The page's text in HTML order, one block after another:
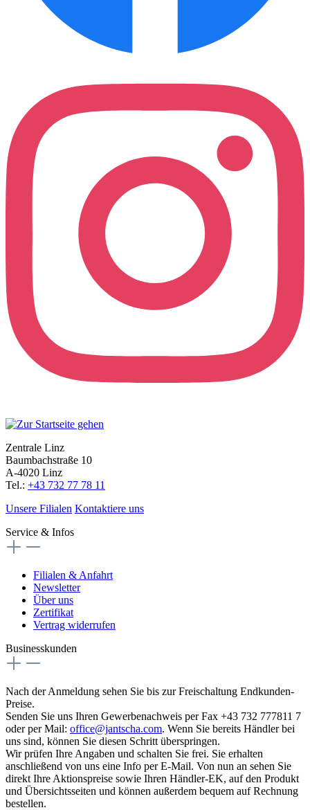
Zentrale Linz
Baumbachstraße 10
A-4020 Linz
Tel.: +43 732 77 78 11
Unsere Filialen Kontaktiere uns
Service & Infos
Filialen & Anfahrt
Newsletter
Über uns
Zertifikat
Vertrag widerrufen
Businesskunden
Nach der Anmeldung sehen Sie bis zur Freischaltung Endkunden-
Preise.
Senden Sie uns Ihren Gewerbenachweis per Fax +43 732 777811 7
oder per Mail: office@jantscha.com. Wenn Sie bereits Händler bei
uns sind, können Sie diesen Schritt überspringen.
Wir prüfen Ihre Angaben und schalten Sie frei. Sie erhalten
anschließend von uns eine Info per E-Mail. Von nun an sehen Sie
direkt Ihre Aktionspreise sowie Ihren Händler-EK, auf den Produkt
und Übersichtsseiten und können außerdem bequem auf Rechnung
bestellen.